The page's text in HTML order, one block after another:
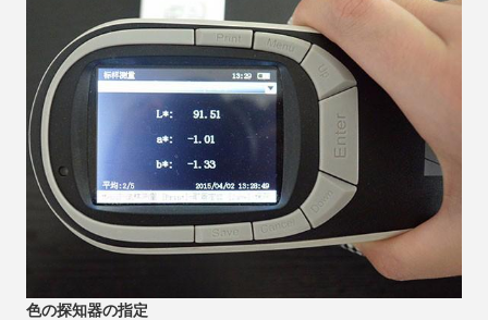
色の探知器の指定